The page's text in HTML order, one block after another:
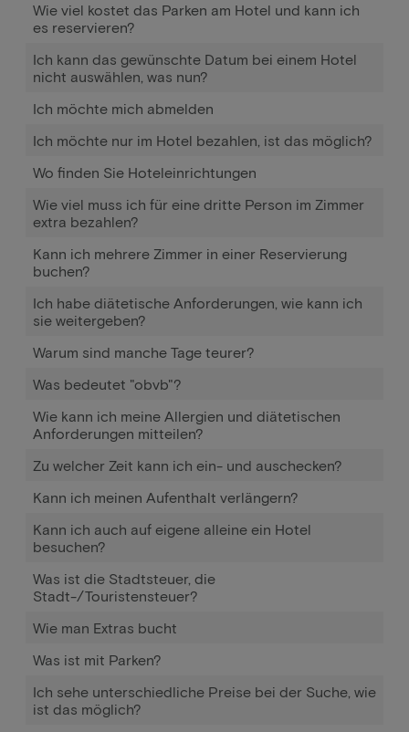
Wie viel kostet das Parken am Hotel und kann ich
es reservieren?
Ich kann das gewünschte Datum bei einem Hotel
nicht auswählen, was nun?
Ich möchte mich abmelden
Ich möchte nur im Hotel bezahlen, ist das möglich?
Wo finden Sie Hoteleinrichtungen
Wie viel muss ich für eine dritte Person im Zimmer
extra bezahlen?
Kann ich mehrere Zimmer in einer Reservierung
buchen?
Ich habe diätetische Anforderungen, wie kann ich
sie weitergeben?
Warum sind manche Tage teurer?
Was bedeutet "obvb"?
Wie kann ich meine Allergien und diätetischen
Anforderungen mitteilen?
Zu welcher Zeit kann ich ein- und auschecken?
Kann ich meinen Aufenthalt verlängern?
Kann ich auch auf eigene alleine ein Hotel
besuchen?
Was ist die Stadtsteuer, die
Stadt-/Touristensteuer?
Wie man Extras bucht
Was ist mit Parken?
Ich sehe unterschiedliche Preise bei der Suche, wie
ist das möglich?